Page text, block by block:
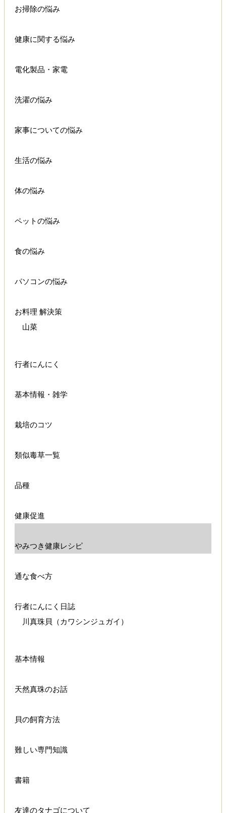
お掃除の悩み
健康に関する悩み
電化製品・家電
洗濯の悩み
家事についての悩み
生活の悩み
体の悩み
ペットの悩み
食の悩み
パソコンの悩み
お料理 解決策
山菜
行者にんにく
基本情報・雑学
栽培のコツ
類似毒草一覧
品種
健康促進
やみつき健康レシピ
通な食べ方
行者にんにく日誌
川真珠貝（カワシンジュガイ）
基本情報
天然真珠のお話
貝の飼育方法
難しい専門知識
書籍
友達のタナゴについて